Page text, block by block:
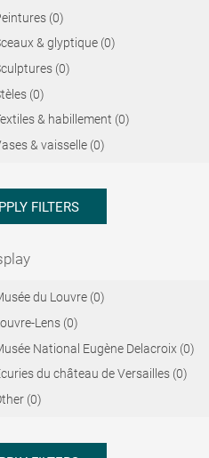
(0)
& glyptique (0)
(0)
(0)
& habillement (0)
& vaisselle (0)
FILTERS
du Louvre (0)
Lens (0)
National Eugène Delacroix (0)
du château de Versailles (0)
(0)